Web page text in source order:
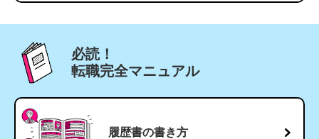
必読！
転職完全マニュアル
履歴書の書き方